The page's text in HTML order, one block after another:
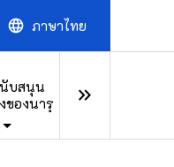
language ภาษาไทย
บสนุน
ของนารุ
keyboard_double_arrow_right